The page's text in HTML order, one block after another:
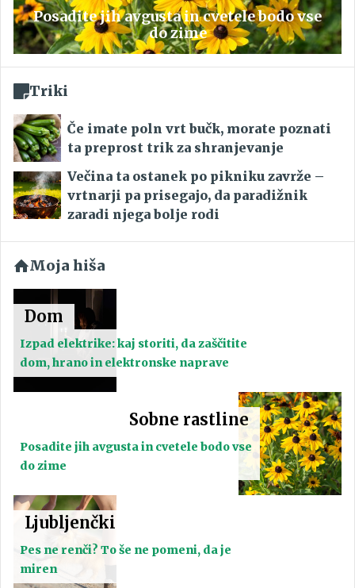
Posadite jih avgusta in cvetele bodo vse
do zime
Triki
Če imate poln vrt bučk, morate poznati
ta preprost trik za shranjevanje
Večina ta ostanek po pikniku zavrže –
vrtnarji pa prisegajo, da paradižnik
zaradi njega bolje rodi
Moja hiša
Dom
Izpad elektrike: kaj storiti, da zaščitite
dom, hrano in elektronske naprave
Sobne rastline
Posadite jih avgusta in cvetele bodo vse
do zime
Ljubljenčki
Pes ne renči? To še ne pomeni, da je
miren